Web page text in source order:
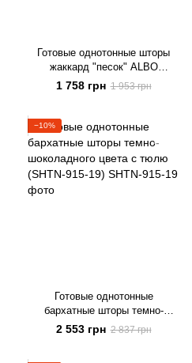
Готовые однотонные шторы
жаккард "песок" ALBO
Фиолетовые (SHTN-C33-18)
1 758 грн 1 953 грн
−10%
Готовые однотонные
бархатные шторы темно-
шоколадного цвета с тюлю
(SHTN-915-19)
2 553 грн 2 837 грн